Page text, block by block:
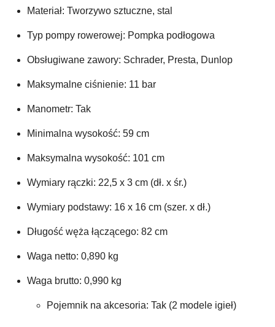
Materiał: Tworzywo sztuczne, stal
Typ pompy rowerowej: Pompka podłogowa
Obsługiwane zawory: Schrader, Presta, Dunlop
Maksymalne ciśnienie: 11 bar
Manometr: Tak
Minimalna wysokość: 59 cm
Maksymalna wysokość: 101 cm
Wymiary rączki: 22,5 x 3 cm (dł. x śr.)
Wymiary podstawy: 16 x 16 cm (szer. x dł.)
Długość węża łączącego: 82 cm
Waga netto: 0,890 kg
Waga brutto: 0,990 kg
Pojemnik na akcesoria: Tak (2 modele igieł)